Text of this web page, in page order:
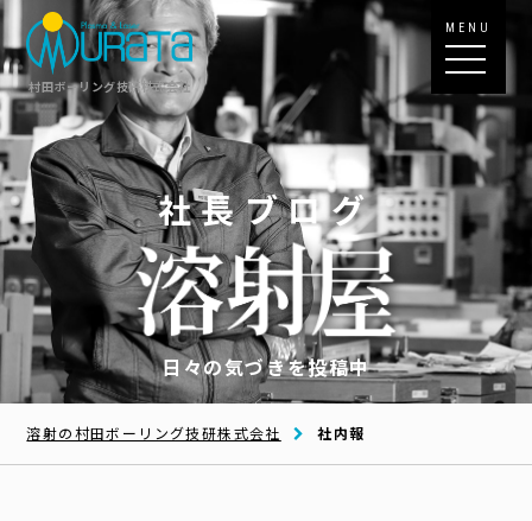
村田ボーリング技研株式会社
MENU
社長ブログ
日々の気づきを投稿中
溶射の村田ボーリング技研株式会社 社内報